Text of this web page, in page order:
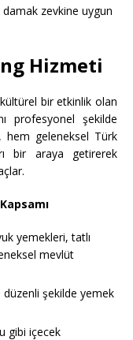
zevkine uygun
Hizmeti
bir etkinlik olan
profesyonel şekilde
geleneksel Türk
bir araya getirerek
yemekleri, tatlı
mevlüt
düzenli şekilde yemek
gibi içecek